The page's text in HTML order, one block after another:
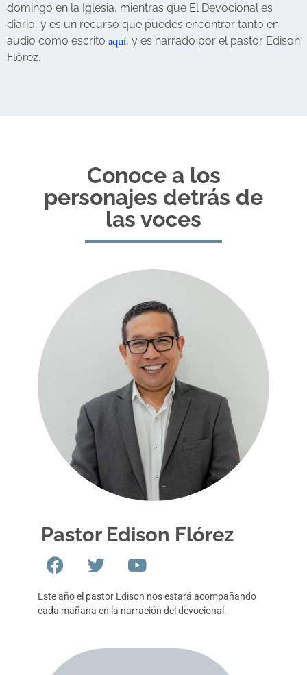
domingo en la Iglesia, mientras que El Devocional es
diario, y es un recurso que puedes encontrar tanto en
audio como escrito aquí, y es narrado por el pastor Edison
Flórez.
Conoce a los
personajes detrás de
las voces
Pastor Edison Flórez
Este año el pastor Edison nos estará acompañando
cada mañana en la narración del devocional.